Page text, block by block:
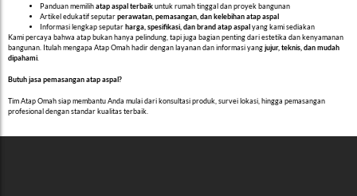
Panduan memilihatap aspal terbaikuntuk rumah tinggal dan proyek bangunan
Artikel edukatif seputarperawatan, pemasangan, dan kelebihan atap aspal
Informasi lengkap seputarharga, spesifikasi, dan brand atap aspalyang kami sediakan
Kami percaya bahwa atap bukan hanya pelindung, tapi juga bagian penting dari estetika dan kenyamanan
bangunan. Itulah mengapa Atap Omah hadir dengan layanan dan informasi yangjujur, teknis, dan mudah
dipahami
Butuh jasa pemasangan atap aspal?
Tim Atap Omah siap membantu Anda mulai dari konsultasi produk, survei lokasi, hingga pemasangan
profesional dengan standar kualitas terbaik.